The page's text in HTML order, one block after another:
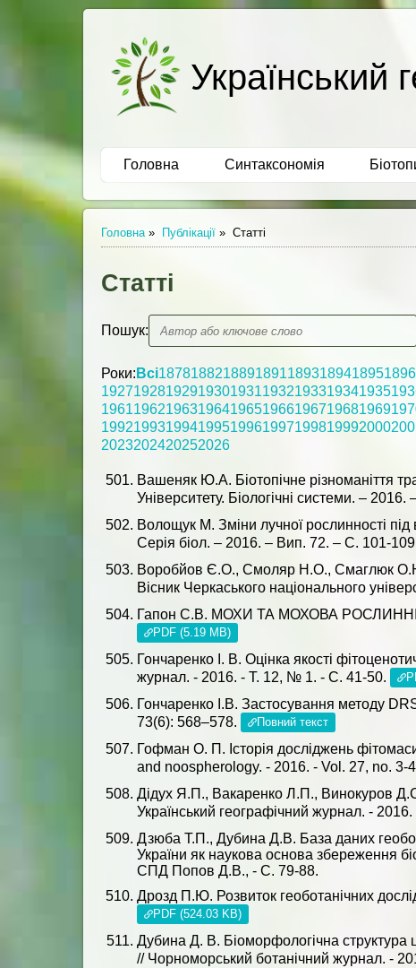
Український
Головна Синтаксономія
Головна » Публікації » Статті
Статті
Пошук:
Роки: Всі18781882188918911893189418951896
192719281929193019311932193319341935
196119621963196419651966196719681969
199219931994199519961997199819992000
2023202420252026
Вашеняк Ю.А. Біотопічне різноманіття
Університету. Біологічні системи. –
Волощук М. Зміни лучної рослинності
Серія біол. – 2016. – Вип. 72. – С. 101-
Воробйов Є.О., Смоляр Н.О., Смаглюк
Вісник Черкаського національного
Гапон С.В. МОХИ ТА МОХОВА
PDF (5.19 MB)
Гончаренко І. В. Оцінка якості
журнал. - 2016. - Т. 12, № 1. - С. 41-50.
Гончаренко І.В. Застосування методу
73(6): 568–578.
Повний текст
Гофман О. П. Історія досліджень
and noospherology. - 2016. - Vol. 27, no. 3-
Дідух Я.П., Вакаренко Л.П., Винокуров Д.С.
Український географічний журнал. -
Дзюба Т.П., Дубина Д.В. База даних
України як наукова основа збереження
СПД Попов Д.В., - С. 79-88.
Дрозд П.Ю. Розвиток геоботанічних
PDF (524.03 KB)
Дубина Д. В. Біоморфологічна
// Чорноморський ботанічний журнал. -